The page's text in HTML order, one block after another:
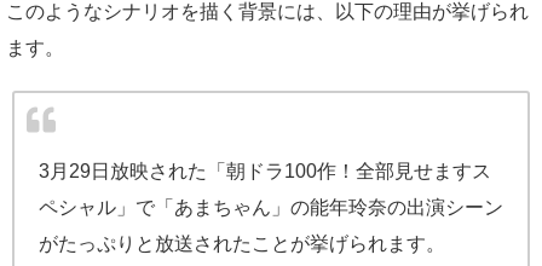
このようなシナリオを描く背景には、以下の理由が挙げられ
ます。
3月29日放映された「朝ドラ100作！全部見せますス
ペシャル」で「あまちゃん」の能年玲奈の出演シーン
がたっぷりと放送されたことが挙げられます。